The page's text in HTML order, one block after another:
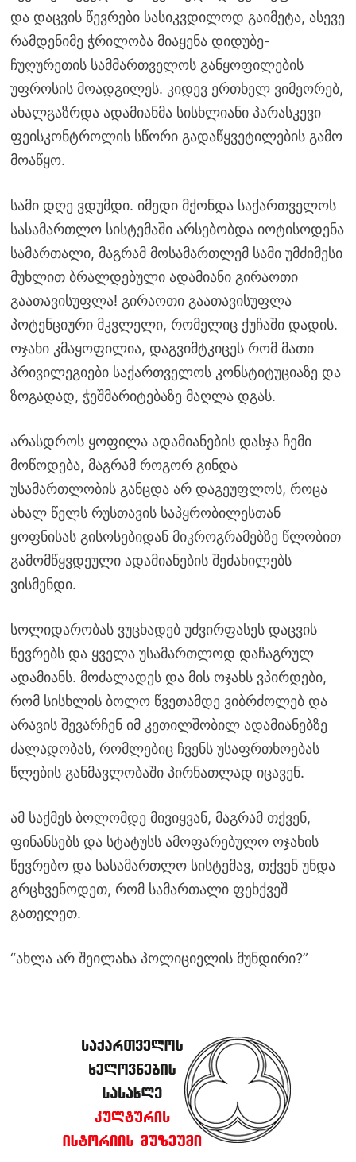
და დაცვის წევრები სასიკვდილოდ გაიმეტა, ასევე
რამდენიმე ჭრილობა მიაყენა დიდუბე-
ჩუღურეთის სამმართველოს განყოფილების
უფროსის მოადგილეს. კიდევ ერთხელ ვიმეორებ,
ახალგაზრდა ადამიანმა სისხლიანი პარასკევი
ფეისკონტროლის სწორი გადაწყვეტილების გამო
მოაწყო.
სამი დღე ვდუმდი. იმედი მქონდა საქართველოს
სასამართლო სისტემაში არსებობდა იოტისოდენა
სამართალი, მაგრამ მოსამართლემ სამი უმძიმესი
მუხლით ბრალდებული ადამიანი გირაოთი
გაათავისუფლა! გირაოთი გაათავისუფლა
პოტენციური მკვლელი, რომელიც ქუჩაში დადის.
ოჯახი კმაყოფილია, დაგვიმტკიცეს რომ მათი
პრივილეგიები საქართველოს კონსტიტუციაზე და
ზოგადად, ჭეშმარიტებაზე მაღლა დგას.
არასდროს ყოფილა ადამიანების დასჯა ჩემი
მოწოდება, მაგრამ როგორ გინდა
უსამართლობის განცდა არ დაგეუფლოს, როცა
ახალ წელს რუსთავის საპყრობილესთან
ყოფნისას გისოსებიდან მიკროგრამებზე წლობით
გამომწყვდეული ადამიანების შეძახილებს
ვისმენდი.
სოლიდარობას ვუცხადებ უძვირფასეს დაცვის
წევრებს და ყველა უსამართლოდ დაჩაგრულ
ადამიანს. მოძალადეს და მის ოჯახს ვპირდები,
რომ სისხლის ბოლო წვეთამდე ვიბრძოლებ და
არავის შევარჩენ იმ კეთილშობილ ადამიანებზე
ძალადობას, რომლებიც ჩვენს უსაფრთხოებას
წლების განმავლობაში პირნათლად იცავენ.
ამ საქმეს ბოლომდე მივიყვან, მაგრამ თქვენ,
ფინანსებს და სტატუსს ამოფარებულო ოჯახის
წევრებო და სასამართლო სისტემავ, თქვენ უნდა
გრცხვენოდეთ, რომ სამართალი ფეხქვეშ
გათელეთ.
“ახლა არ შეილახა პოლიციელის მუნდირი?”